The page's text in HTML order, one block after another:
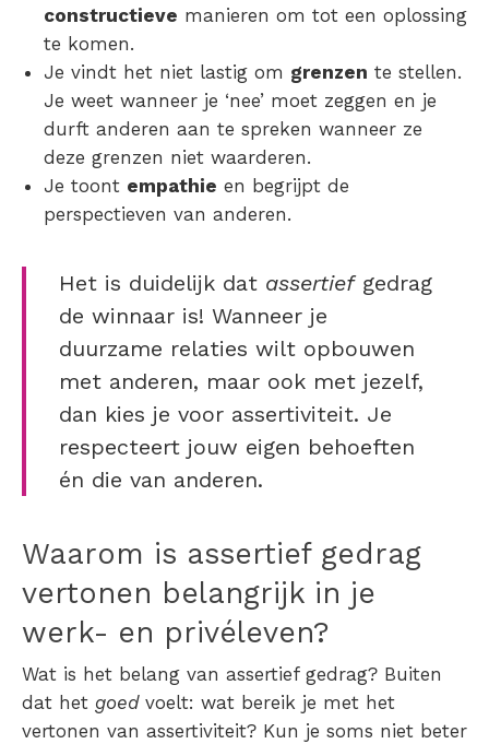
constructieve manieren om tot een oplossing
te komen.
Je vindt het niet lastig om grenzen te stellen.
Je weet wanneer je ‘nee’ moet zeggen en je
durft anderen aan te spreken wanneer ze
deze grenzen niet waarderen.
Je toont empathie en begrijpt de
perspectieven van anderen.
Het is duidelijk dat assertiefgedrag
de winnaar is! Wanneer je
duurzame relaties wilt opbouwen
met anderen, maar ook met jezelf,
dan kies je voor assertiviteit. Je
respecteert jouw eigen behoeften
én die van anderen.
Waarom is assertief gedrag
vertonen belangrijk in je
werk- en privéleven?
Wat is het belang van assertief gedrag? Buiten
dat het goedvoelt: wat bereik je met het
vertonen van assertiviteit? Kun je soms niet beter